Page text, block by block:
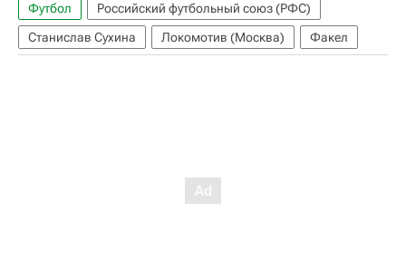
Футбол
Российский футбольный союз (РФС)
Станислав Сухина
Локомотив (Москва) Факел